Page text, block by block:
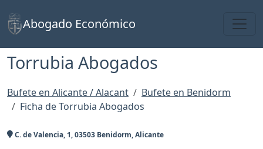
Abogado Económico
Torrubia Abogados
Bufete en Alicante / Alacant
Bufete en Benidorm
Ficha de Torrubia Abogados
C. de Valencia, 1, 03503 Benidorm, Alicante